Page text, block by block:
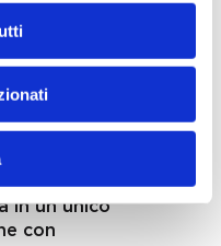
posiziona
100 EVO
con un
i trucioli da più
in un unico
con